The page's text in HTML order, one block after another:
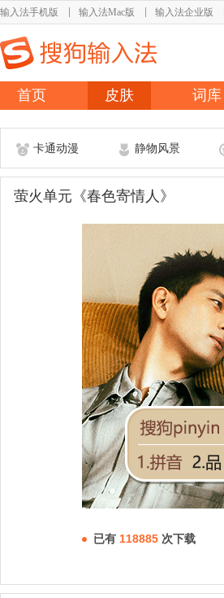
输入法手机版 输入法Mac版 输入法企业版
首页 皮肤 词库
卡通动漫 静物风景
萤火单元《春色寄情人》
已有 118885 次下载